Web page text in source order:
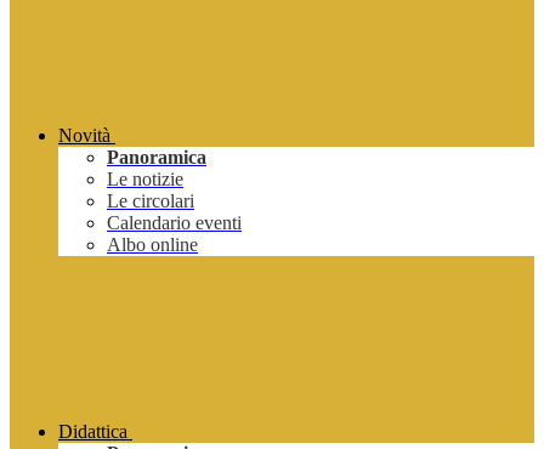
Novità
Panoramica
Le notizie
Le circolari
Calendario eventi
Albo online
Didattica